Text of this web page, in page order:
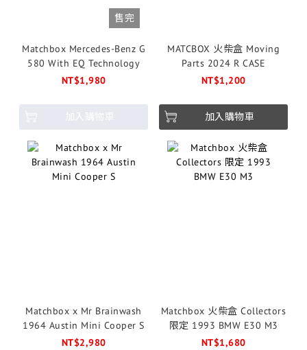
售完
Matchbox Mercedes-Benz G
580 With EQ Technology
NT$1,980
加入購物車
MATCBOX 火柴盒 Moving
Parts 2024 R CASE
NT$1,200
加入購物車
Matchbox x Mr Brainwash
1964 Austin Mini Cooper S
NT$2,980
Matchbox 火柴盒 Collectors
限定 1993 BMW E30 M3
NT$1,680